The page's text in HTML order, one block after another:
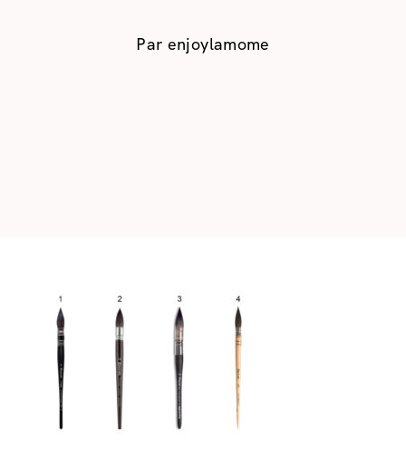
Par enjoylamome